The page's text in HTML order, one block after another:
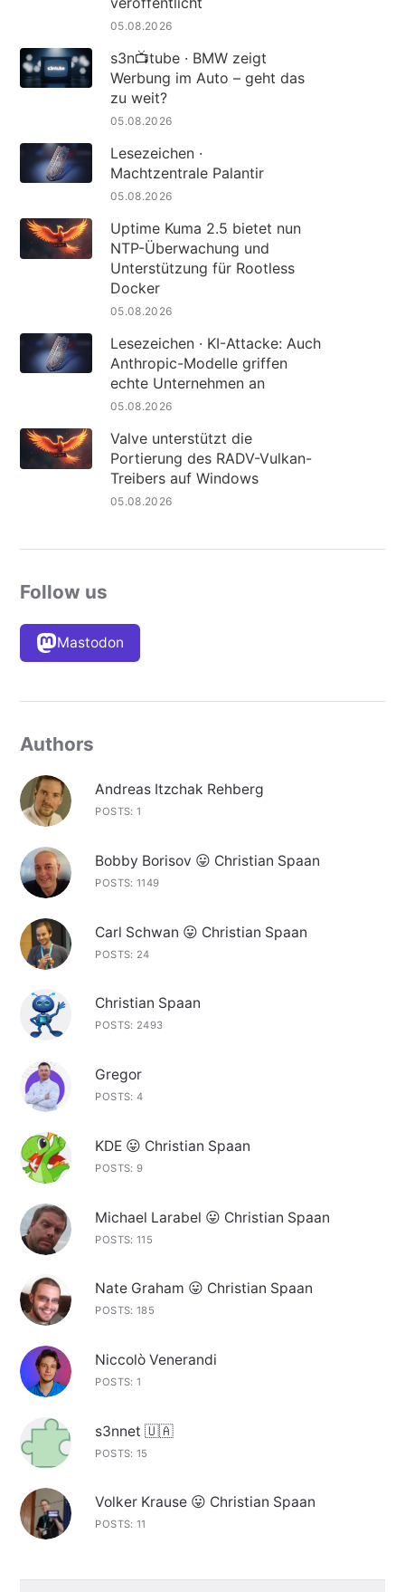
05.08.2026
s3n📺tube · BMW zeigt
Werbung im Auto – geht das
zu weit?
05.08.2026
Lesezeichen ·
Machtzentrale Palantir
05.08.2026
Uptime Kuma 2.5 bietet nun
NTP-Überwachung und
Unterstützung für Rootless
Docker
05.08.2026
Lesezeichen · KI-Attacke: Auch
Anthropic-Modelle griffen
echte Unternehmen an
05.08.2026
Valve unterstützt die
Portierung des RADV-Vulkan-
Treibers auf Windows
05.08.2026
Follow us
Mastodon
Authors
Andreas Itzchak Rehberg
POSTS: 1
Bobby Borisov 😛 Christian Spaan
POSTS: 1149
Carl Schwan 😛 Christian Spaan
POSTS: 24
Christian Spaan
POSTS: 2493
Gregor
POSTS: 4
KDE 😛 Christian Spaan
POSTS: 9
Michael Larabel 😛 Christian Spaan
POSTS: 115
Nate Graham 😛 Christian Spaan
POSTS: 185
Niccolò Venerandi
POSTS: 1
s3nnet 🇺🇦
POSTS: 15
Volker Krause 😛 Christian Spaan
POSTS: 11